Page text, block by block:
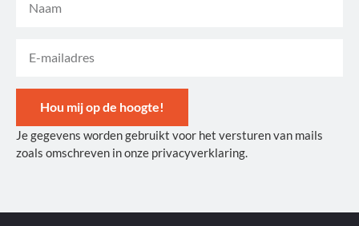
Hou mij op de hoogte!
Alternative:
Je gegevens worden gebruikt voor het versturen van mails
zoals omschreven in onze privacyverklaring.